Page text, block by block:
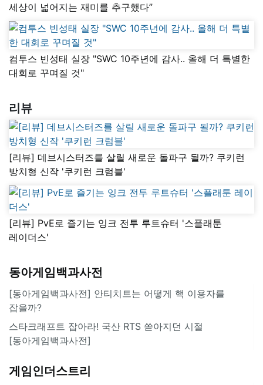
세상이 넓어지는 재미를 추구했다”
컴투스 빈성태 실장 "SWC 10주년에 감사.. 올해 더 특별한
대회로 꾸며질 것"
리뷰
[리뷰] 데브시스터즈를 살릴 새로운 돌파구 될까? 쿠키런
방치형 신작 '쿠키런 크럼블'
[리뷰] PvE로 즐기는 잉크 전투 루트슈터 '스플래툰
레이더스'
동아게임백과사전
[동아게임백과사전] 안티치트는 어떻게 핵 이용자를
잡을까?
스타크래프트 잡아라! 국산 RTS 쏟아지던 시절
[동아게임백과사전]
게임인더스트리